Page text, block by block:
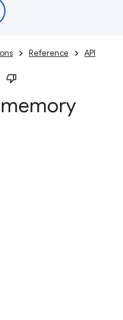
Reference API
memory